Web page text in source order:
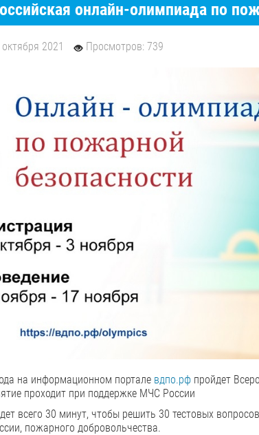
онлайн-олимпиада по
2021 Просмотров: 739
на информационном портале вдпо.рф пройдет
проходит при поддержке МЧС России
всего 30 минут, чтобы решить 30 тестовых
пожарного добровольчества.